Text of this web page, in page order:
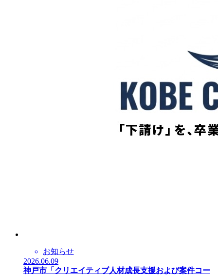
お知らせ
2026.06.09
神戸市「クリエイティブ人材成長支援および案件コー